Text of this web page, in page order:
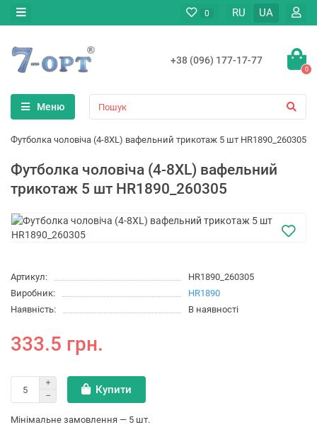
0 RU UA
+38 (096) 177-17-77
0
Меню
Футболка чоловіча (4-8XL) вафельний трикотаж 5 шт HR1890_260305
Футболка чоловіча (4-8XL) вафельний
трикотаж 5 шт HR1890_260305
Артикул:
HR1890_260305
Виробник:
HR1890
Наявність:
В наявності
333.5 грн.
Купити
Мінімальне замовлення — 5 шт.